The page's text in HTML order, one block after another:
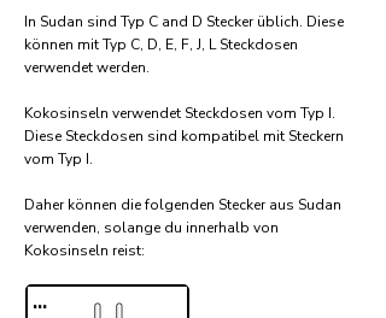
In Sudan sind Typ C and D Stecker üblich. Diese
können mit Typ C, D, E, F, J, L Steckdosen
verwendet werden.
Kokosinseln verwendet Steckdosen vom Typ I.
Diese Steckdosen sind kompatibel mit Steckern
vom Typ I.
Daher können die folgenden Stecker aus Sudan
verwenden, solange du innerhalb von
Kokosinseln reist:​
...